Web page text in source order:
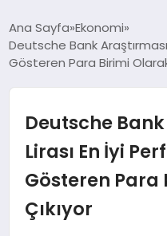
YAŞAM
SAĞLIK
SIYASET
Ana Sayfa Ekonomi
Deutsche Bank
Gösteren Para Birimi
Deutsche
Lirası En İyi
Gösteren Para
Çıkıyor